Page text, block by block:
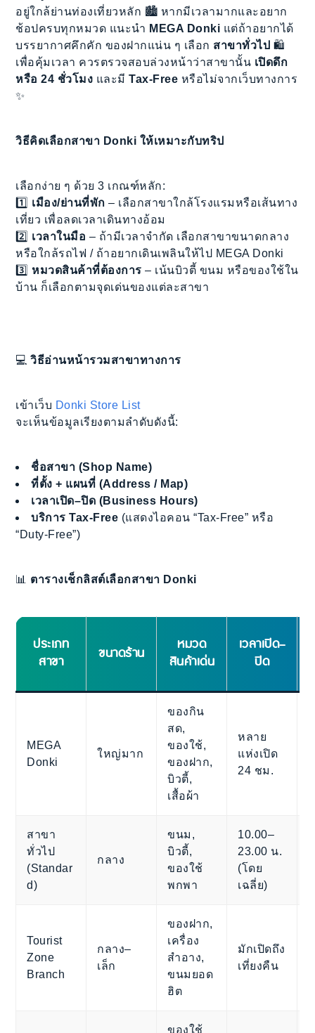
อยู่ใกล้ย่านท่องเที่ยวหลัก 🏙️ หากมีเวลามากและอยาก
ช้อปครบทุกหมวด แนะนำ MEGA Donki แต่ถ้าอยากได้
บรรยากาศคึกคัก ของฝากแน่น ๆ เลือก สาขาทั่วไป 🛍️
เพื่อคุ้มเวลา ควรตรวจสอบล่วงหน้าว่าสาขานั้น เปิดดึก
หรือ 24 ชั่วโมง และมีTax-Free หรือไม่จากเว็บทางการ
✨
วิธีคิดเลือกสาขา Donki ให้เหมาะกับทริป
เลือกง่าย ๆ ด้วย 3 เกณฑ์หลัก:
1️⃣ เมือง/ย่านที่พัก – เลือกสาขาใกล้โรงแรมหรือเส้นทาง
เที่ยว เพื่อลดเวลาเดินทางอ้อม
2️⃣ เวลาในมือ – ถ้ามีเวลาจำกัด เลือกสาขาขนาดกลาง
หรือใกล้รถไฟ / ถ้าอยากเดินเพลินให้ไป MEGA Donki
3️⃣ หมวดสินค้าที่ต้องการ – เน้นบิวตี้ ขนม หรือของใช้ใน
บ้าน ก็เลือกตามจุดเด่นของแต่ละสาขา
💻วิธีอ่านหน้ารวมสาขาทางการ
เข้าเว็บ Donki Store List
จะเห็นข้อมูลเรียงตามลำดับดังนี้:
ชื่อสาขา (Shop Name)
ที่ตั้ง + แผนที่ (Address / Map)
เวลาเปิด–ปิด (Business Hours)
บริการ Tax-Free (แสดงไอคอน “Tax-Free” หรือ
“Duty-Free”)
📊 ตารางเช็กลิสต์เลือกสาขา Donki
ประเภท
สาขา
ขนาดร้าน
หมวด
สินค้าเด่น
เวลาเปิด–
ปิด
MEGA
Donki
ใหญ่มาก
ของกิน
สด,
ของใช้,
ของฝาก,
บิวตี้,
เสื้อผ้า
หลาย
แห่งเปิด
24 ชม.
สาขา
ทั่วไป
(Standar
d)
กลาง
ขนม,
บิวตี้,
ของใช้
พกพา
10.00–
23.00 น.
(โดย
เฉลี่ย)
Tourist
Zone
Branch
กลาง–
เล็ก
ของฝาก,
เครื่อง
สำอาง,
ขนมยอด
ฮิต
มักเปิดถึง
เที่ยงคืน
ของใช้